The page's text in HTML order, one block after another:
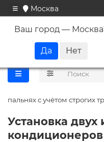
Москва
Ваш город — Москва
с учётом строгих
Установка